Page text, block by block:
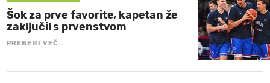
Šok za prve favorite, kapetan že
zaključil s prvenstvom
PREBERI VEČ…